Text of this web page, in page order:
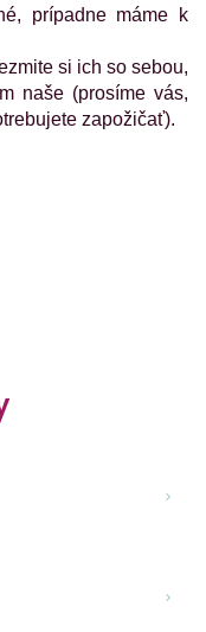
prípadne máme k
si ich so sebou,
naše (prosíme vás,
zapožičať).